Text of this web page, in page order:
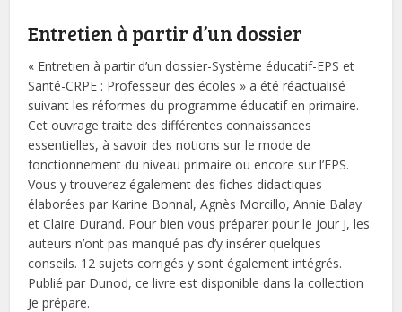
Entretien à partir d’un dossier
« Entretien à partir d’un dossier-Système éducatif-EPS et
Santé-CRPE : Professeur des écoles » a été réactualisé
suivant les réformes du programme éducatif en primaire.
Cet ouvrage traite des différentes connaissances
essentielles, à savoir des notions sur le mode de
fonctionnement du niveau primaire ou encore sur l’EPS.
Vous y trouverez également des fiches didactiques
élaborées par Karine Bonnal, Agnès Morcillo, Annie Balay
et Claire Durand. Pour bien vous préparer pour le jour J, les
auteurs n’ont pas manqué pas d’y insérer quelques
conseils. 12 sujets corrigés y sont également intégrés.
Publié par Dunod, ce livre est disponible dans la collection
Je prépare.